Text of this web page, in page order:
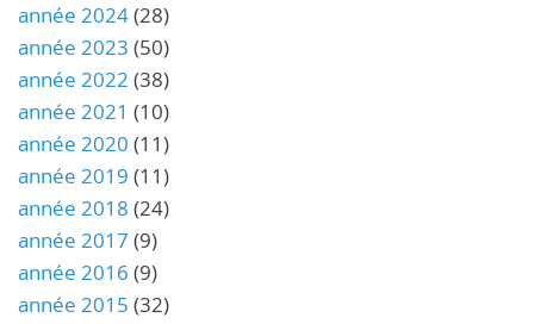
année 2024(28)
année 2023 (50)
année 2022 (38)
année 2021 (10)
année 2020 (11)
année 2019 (11)
année 2018 (24)
année 2017 (9)
année 2016 (9)
année 2015 (32)